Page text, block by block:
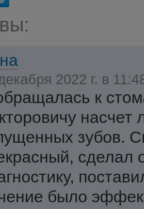
2022 г. в
к
насчет
зубов.
сделал
было